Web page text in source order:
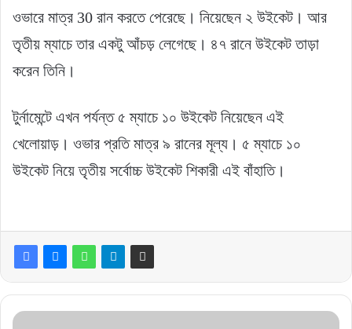
ওভারে মাত্র 30 রান করতে পেরেছে। নিয়েছেন ২ উইকেট। আর
তৃতীয় ম্যাচে তার একটু আঁচড় লেগেছে। ৪৭ রানে উইকেট তাড়া
করেন তিনি।
টুর্নামেন্টে এখন পর্যন্ত ৫ ম্যাচে ১০ উইকেট নিয়েছেন এই
খেলোয়াড়। ওভার প্রতি মাত্র ৯ রানের মূল্য। ৫ ম্যাচে ১০
উইকেট নিয়ে তৃতীয় সর্বোচ্চ উইকেট শিকারী এই বাঁহাতি।
এবার